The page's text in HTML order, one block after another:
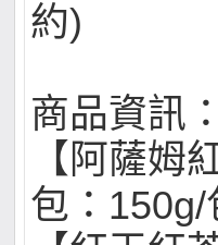
約)
商品資訊：
【阿薩姆
包：150g/